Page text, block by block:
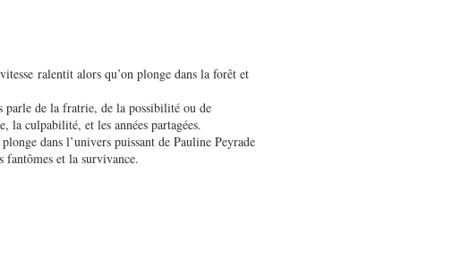
ralentit alors qu’on plonge dans la forêt et
parle de la fratrie, de la possibilité ou de
culpabilité, et les années partagées.
dans l’univers puissant de Pauline Peyrade
fantômes et la survivance.